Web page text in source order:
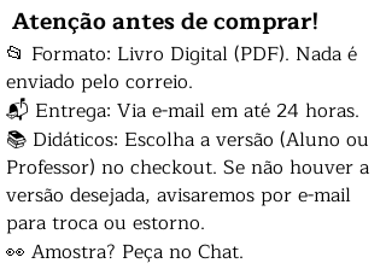
Atenção antes de comprar!
📂 Formato: Livro Digital (PDF). Nada é
enviado pelo correio.
📬 Entrega: Via e-mail em até 24 horas.
📚 Didáticos: Escolha a versão (Aluno ou
Professor) no checkout. Se não houver a
versão desejada, avisaremos por e-mail
para troca ou estorno.
👀 Amostra? Peça no Chat.